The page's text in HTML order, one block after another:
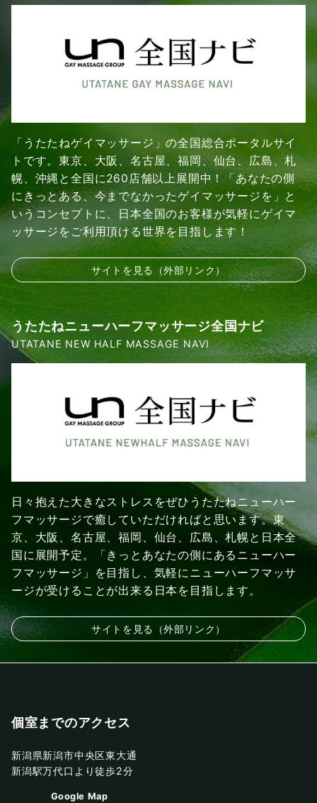
「うたたねゲイマッサージ」の全国総合ポータルサイ
トです。東京、大阪、名古屋、福岡、仙台、広島、札
幌、沖縄と全国に260店舗以上展開中！「あなたの側
にきっとある、今までなかったゲイマッサージを」と
いうコンセプトに、日本全国のお客様が気軽にゲイマ
ッサージをご利用頂ける世界を目指します！
サイトを見る（外部リンク）
うたたねニューハーフマッサージ全国ナビ
UTATANE NEW HALF MASSAGE NAVI
日々抱えた大きなストレスをぜひうたたねニューハー
フマッサージで癒していただければと思います。東
京、大阪、名古屋、福岡、仙台、広島、札幌と日本全
国に展開予定。「きっとあなたの側にあるニューハー
フマッサージ」を目指し、気軽にニューハーフマッサ
ージが受けることが出来る日本を目指します。
サイトを見る（外部リンク）
個室までのアクセス
新潟県新潟市中央区東大通
新潟駅万代口より徒歩2分
Google Map